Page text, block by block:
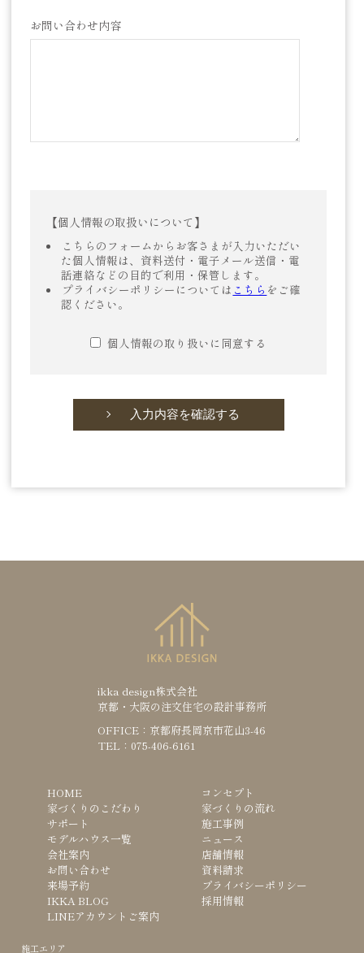
お問い合わせ内容
【個人情報の取扱いについて】
こちらのフォームからお客さまが入力いただい
た個人情報は、資料送付・電子メール送信・電
話連絡などの目的で利用・保管します。
プライバシーポリシーについては こちら をご確
認ください。
個人情報の取り扱いに同意する
入力内容を確認する
ikka design株式会社
京都・大阪の注文住宅の設計事務所
OFFICE：京都府長岡京市花山3-46
TEL：075-406-6161
HOME
家づくりのこだわり
サポート
モデルハウス一覧
会社案内
お問い合わせ
来場予約
IKKA BLOG
LINEアカウントご案内
コンセプト
家づくりの流れ
施工事例
ニュース
店舗情報
資料請求
プライバシーポリシー
採用情報
施工エリア